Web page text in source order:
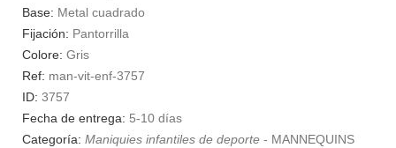
Base: Metal cuadrado
Fijación: Pantorrilla
Colore: Gris
Ref: man-vit-enf-3757
ID: 3757
Fecha de entrega: 5-10 días
Categoría: Maniquies infantiles de deporte - MANNEQUINS